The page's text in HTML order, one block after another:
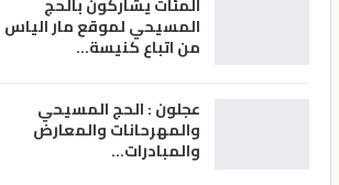
المسيحي لموقع مار الياس
من اتباع كنيسة…
عجلون : الحج المسيحي
والمهرحانات والمعارض
والمبادرات…